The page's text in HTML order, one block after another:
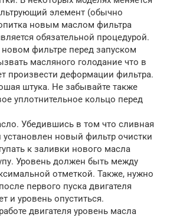
элемент (обычно
новым маслом фильтра
обязательной процедурой.
новом фильтре перед запуском
масляного голодание что в
произвести деформации фильтра.
штука. Не забывайте также
уплотнительное кольцо перед
Убедившись в том что сливная
установлен новый фильтр очистки
к заливки нового масла
Уровень должен быть между
отметкой. Также, нужно
первого пуска двигателя
и уровень опуститься.
двигателя уровень масла